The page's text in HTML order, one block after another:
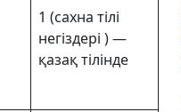
1 (сахна тілі
негіздері ) —
қазақ тілінде